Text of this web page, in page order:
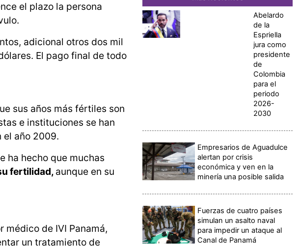
el plazo la persona
adicional otros dos mil
El pago final de todo
sus años más fértiles son
e instituciones se han
el año 2009.
ha hecho que muchas
fertilidad, aunque en su
médico de IVI Panamá,
un tratamiento de
Abelardo
de la
Espriella
jura como
presidente
de
Colombia
para el
periodo
2026-
2030
Empresarios de Aguadulce
alertan por crisis
económica y ven en la
minería una posible salida
Fuerzas de cuatro países
simulan un asalto naval
para impedir un ataque al
Canal de Panamá